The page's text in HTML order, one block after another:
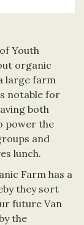
Youth
organic
large farm
notable for
both
power the
and
lunch.
Farm has a
they sort
future Van
the